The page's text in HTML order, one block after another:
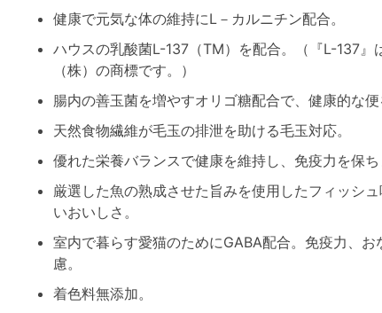
健康で元気な体の維持にL－カルニチン配合。
ハウスの乳酸菌L-137（TM）を配合。（『L-137』
（株）の商標です。）
腸内の善玉菌を増やすオリゴ糖配合で、健康的な便
天然食物繊維が毛玉の排泄を助ける毛玉対応。
優れた栄養バランスで健康を維持し、免疫力を保ち
厳選した魚の熟成させた旨みを使用したフィッシ
いおいしさ。
室内で暮らす愛猫のためにGABA配合。免疫力、
慮。
着色料無添加。